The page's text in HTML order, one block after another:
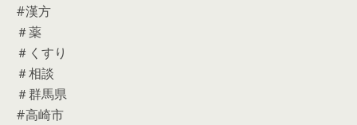
#漢方
＃薬
＃くすり
＃相談
＃群馬県
#高崎市